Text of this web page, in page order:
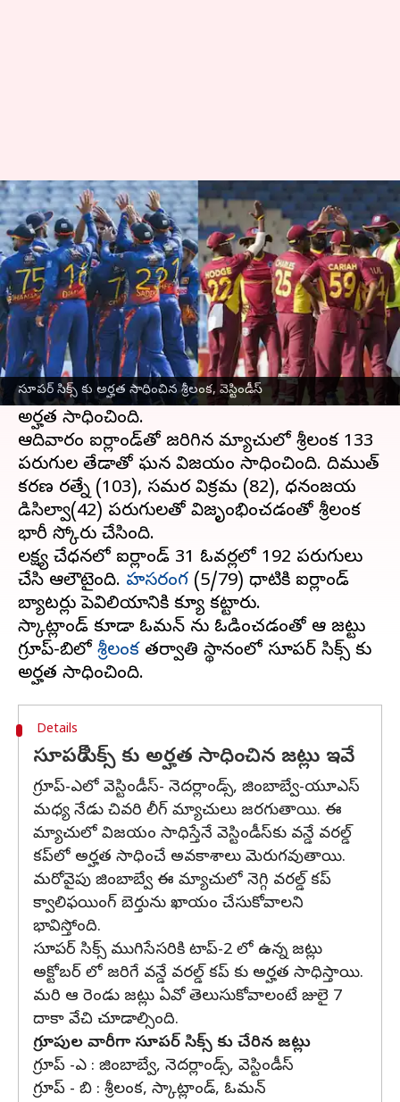
సూపర్ సిక్స్ కు అర్హత సాధించిన శ్రీలంక, వెస్టిండీస్
సూపర్ సిక్స్‌లో శ్రీలంక.. వరల్డ్ కప్‌లో
ఆడే ఆ రెండు జట్లు ఏవో..?
వ్రాసిన వారు Jayachandra Akuri Jun 26, 2023 11:43 am
ఈ వార్తాకథనం ఏంటి
జింబాబ్వేవేదికగా జరుగుతున్న వరల్డ్ కప్ క్యాలిఫయర్
లీగ్ దశలో శ్రీలంక వరుసగా హ్యాట్రిక్ విజయాలను
సాధించింది. దీంతో ఆరు పాయింట్లతో సూపర్ సిక్స్ కు
అర్హత సాధించింది.
ఆదివారం ఐర్లాండ్‌తో జరిగిన మ్యాచులో శ్రీలంక 133
పరుగుల తేడాతో ఘన విజయం సాధించింది. దిముత్
కరణ రత్నే (103), సమర విక్రమ (82), ధనంజయ
డిసిల్వా(42) పరుగులతో విజృంభించడంతో శ్రీలంక
భారీ స్కోరు చేసింది.
లక్ష్య చేధనలో ఐర్లాండ్ 31 ఓవర్లలో 192 పరుగులు
చేసి ఆలౌటైంది. హసరంగ (5/79) ధాటికి ఐర్లాండ్
బ్యాటర్లు పెవిలియానికి క్యూ కట్టారు.
స్కాట్లాండ్ కూడా ఓమన్ ను ఓడించడంతో ఆ జట్టు
గ్రూప్-బిలో శ్రీలంక తర్వాతి స్థానంలో సూపర్ సిక్స్ కు
Details
సూపర్ సిక్స్ కు అర్హత సాధించిన జట్లు ఇవే
గ్రూప్-ఎలో వెస్టిండీస్- నెదర్లాండ్స్, జింబాబ్వే-యూఎస్
మధ్య నేడు చివరి లీగ్ మ్యాచులు జరగుతాయి. ఈ
మ్యాచులో విజయం సాధిస్తేనే వెస్టిండీస్‌కు వన్డే వరల్డ్
కప్‌లో అర్హత సాధించే అవకాశాలు మెరుగవుతాయి.
మరోవైపు జింబాబ్వే ఈ మ్యాచులో నెగ్గి వరల్డ్ కప్
క్వాలిఫయింగ్ బెర్తును ఖాయం చేసుకోవాలని
భావిస్తోంది.
సూపర్ సిక్స్ ముగిసేసరికి టాప్-2 లో ఉన్న జట్లు
అక్టోబర్ లో జరిగే వన్డే వరల్డ్ కప్ కు అర్హత సాధిస్తాయి.
మరి ఆ రెండు జట్లు ఏవో తెలుసుకోవాలంటే జులై 7
దాకా వేచి చూడాల్సింది.
గ్రూపుల వారీగా సూపర్ సిక్స్ కు చేరిన జట్లు
గ్రూప్ -ఎ : జింబాబ్వే, నెదర్లాండ్స్, వెస్టిండీస్
గ్రూప్ - బి : శ్రీలంక, స్కాట్లాండ్, ఓమన్